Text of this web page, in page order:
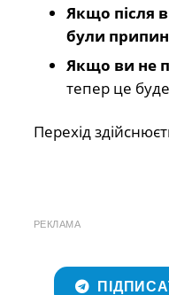
Якщо після
були
Якщо ви не
тепер це
Перехід
РЕКЛАМА